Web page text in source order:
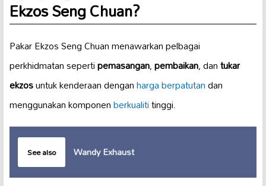
Ekzos Seng Chuan?
Pakar Ekzos Seng Chuan menawarkan pelbagai
perkhidmatan sepertipemasangan,pembaikan, dantukar
ekzosuntuk kenderaan denganharga berpatutandan
menggunakan komponenberkualititinggi.
See also Wandy Exhaust